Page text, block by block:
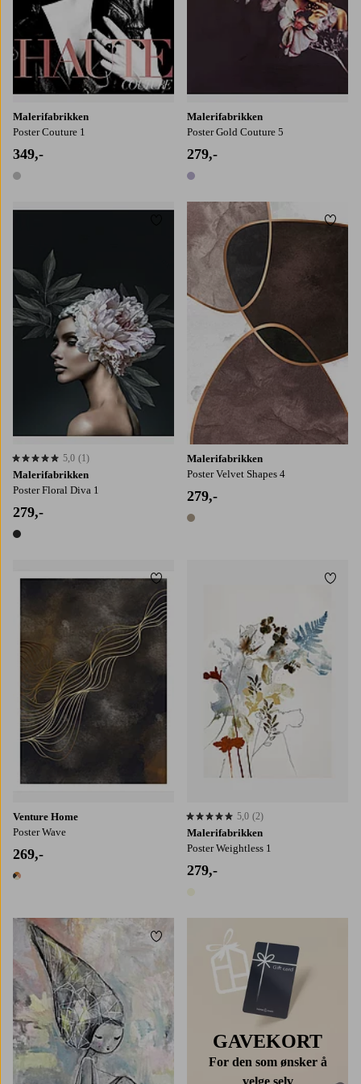
Malerifabrikken
Poster Couture 1
349,-
1 farge
Malerifabrikken
Poster Gold Couture 5
279,-
1 farge
Malerifabrikken
Poster Floral Diva 1
279,-
1 farge
5,0 basert på 1 karaktergivninger
5,0 (1)
Legg til favoritter
50x70
Malerifabrikken
Poster Velvet Shapes 4
279,-
1 farge
30x4050x70
Venture Home
Poster Wave
269,-
1 farge
Legg til favoritter
70X100
Malerifabrikken
Poster Weightless 1
279,-
5,0 basert på 2 karaktergivninger
5,0 (2)
Legg til favoritter
GAVEKORT
For den som ønsker å